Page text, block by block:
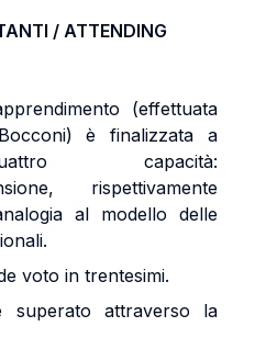
/ ATTENDING
(effettuata
è finalizzata a
capacità:
rispettivamente
al modello delle
voto in trentesimi.
superato attraverso la